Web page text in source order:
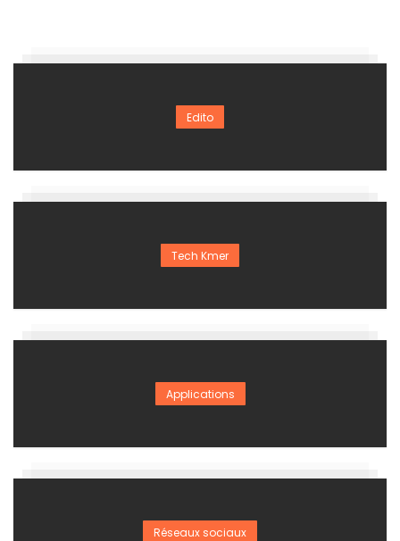
Edito
Tech Kmer
Applications
Réseaux sociaux